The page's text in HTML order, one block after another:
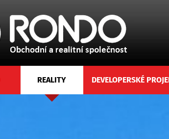
REALITY DEVELOPERSKÉ